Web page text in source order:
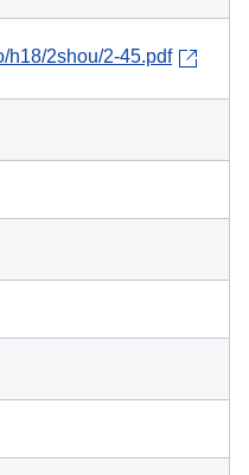
h18/2shou/2-45.pdf